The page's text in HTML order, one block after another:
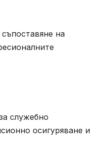
на
служебно
осигуряване и